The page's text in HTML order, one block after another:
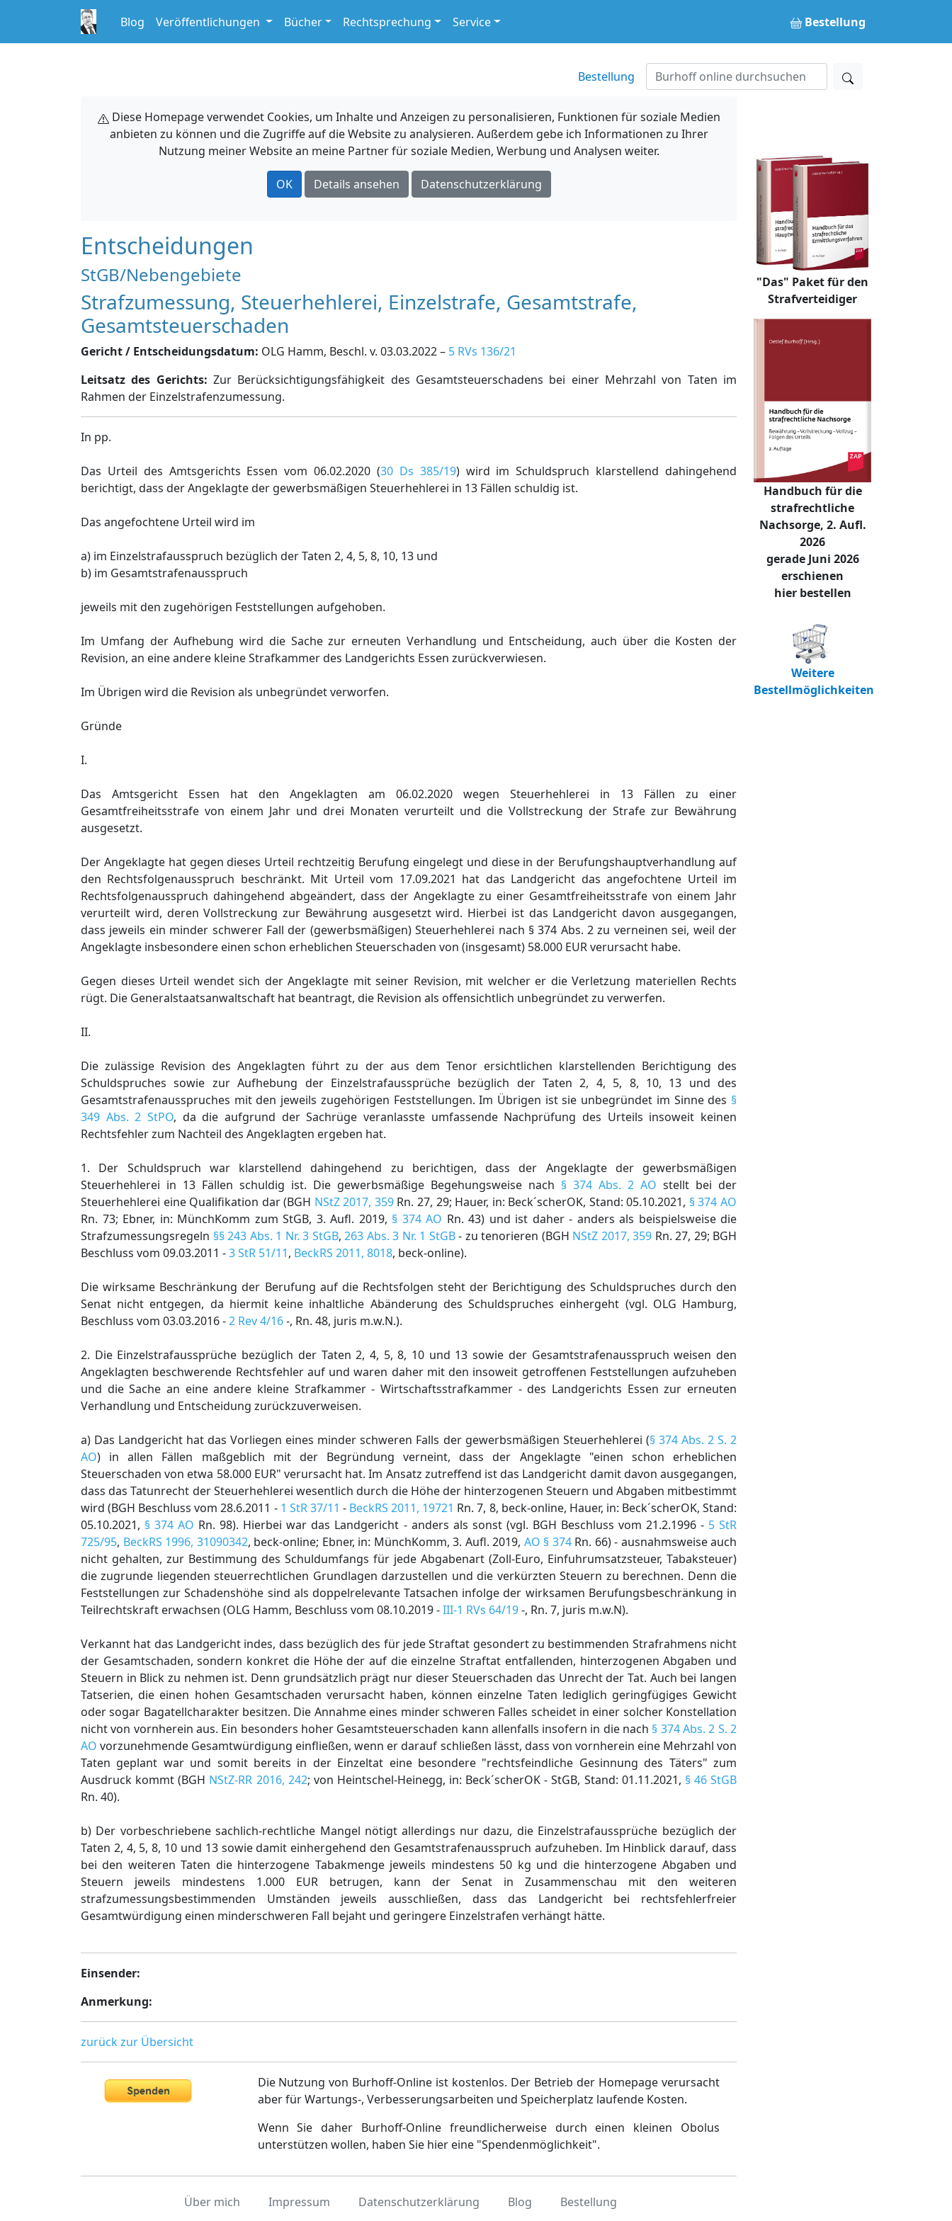
Blog Veröffentlichungen Bücher Rechtsprechung Service Bestellung
Bestellung
Diese Homepage verwendet Cookies, um Inhalte und Anzeigen zu personalisieren, Funktionen für soziale Medien
anbieten zu können und die Zugriffe auf die Website zu analysieren. Außerdem gebe ich Informationen zu Ihrer
Nutzung meiner Website an meine Partner für soziale Medien, Werbung und Analysen weiter.
OK Details ansehen Datenschutzerklärung
Entscheidungen
StGB/Nebengebiete
Strafzumessung, Steuerhehlerei, Einzelstrafe, Gesamtstrafe,
Gesamtsteuerschaden
Gericht / Entscheidungsdatum: OLG Hamm, Beschl. v. 03.03.2022 – 5 RVs 136/21
Leitsatz des Gerichts: Zur Berücksichtigungsfähigkeit des Gesamtsteuerschadens bei einer Mehrzahl von Taten im
Rahmen der Einzelstrafenzumessung.
In pp.
Das Urteil des Amtsgerichts Essen vom 06.02.2020 (30 Ds 385/19) wird im Schuldspruch klarstellend dahingehend
berichtigt, dass der Angeklagte der gewerbsmäßigen Steuerhehlerei in 13 Fällen schuldig ist.
Das angefochtene Urteil wird im
a) im Einzelstrafausspruch bezüglich der Taten 2, 4, 5, 8, 10, 13 und
b) im Gesamtstrafenausspruch
jeweils mit den zugehörigen Feststellungen aufgehoben.
Im Umfang der Aufhebung wird die Sache zur erneuten Verhandlung und Entscheidung, auch über die Kosten der
Revision, an eine andere kleine Strafkammer des Landgerichts Essen zurückverwiesen.
Im Übrigen wird die Revision als unbegründet verworfen.
Gründe
I.
Das Amtsgericht Essen hat den Angeklagten am 06.02.2020 wegen Steuerhehlerei in 13 Fällen zu einer
Gesamtfreiheitsstrafe von einem Jahr und drei Monaten verurteilt und die Vollstreckung der Strafe zur Bewährung
ausgesetzt.
Der Angeklagte hat gegen dieses Urteil rechtzeitig Berufung eingelegt und diese in der Berufungshauptverhandlung auf
den Rechtsfolgenausspruch beschränkt. Mit Urteil vom 17.09.2021 hat das Landgericht das angefochtene Urteil im
Rechtsfolgenausspruch dahingehend abgeändert, dass der Angeklagte zu einer Gesamtfreiheitsstrafe von einem Jahr
verurteilt wird, deren Vollstreckung zur Bewährung ausgesetzt wird. Hierbei ist das Landgericht davon ausgegangen,
dass jeweils ein minder schwerer Fall der (gewerbsmäßigen) Steuerhehlerei nach § 374 Abs. 2 zu verneinen sei, weil der
Angeklagte insbesondere einen schon erheblichen Steuerschaden von (insgesamt) 58.000 EUR verursacht habe.
Gegen dieses Urteil wendet sich der Angeklagte mit seiner Revision, mit welcher er die Verletzung materiellen Rechts
rügt. Die Generalstaatsanwaltschaft hat beantragt, die Revision als offensichtlich unbegründet zu verwerfen.
II.
Die zulässige Revision des Angeklagten führt zu der aus dem Tenor ersichtlichen klarstellenden Berichtigung des
Schuldspruches sowie zur Aufhebung der Einzelstrafaussprüche bezüglich der Taten 2, 4, 5, 8, 10, 13 und des
Gesamtstrafenausspruches mit den jeweils zugehörigen Feststellungen. Im Übrigen ist sie unbegründet im Sinne des §
349 Abs. 2 StPO, da die aufgrund der Sachrüge veranlasste umfassende Nachprüfung des Urteils insoweit keinen
Rechtsfehler zum Nachteil des Angeklagten ergeben hat.
1. Der Schuldspruch war klarstellend dahingehend zu berichtigen, dass der Angeklagte der gewerbsmäßigen
Steuerhehlerei in 13 Fällen schuldig ist. Die gewerbsmäßige Begehungsweise nach § 374 Abs. 2 AO stellt bei der
Steuerhehlerei eine Qualifikation dar (BGH NStZ 2017, 359Rn. 27, 29; Hauer, in: Beck´scherOK, Stand: 05.10.2021, § 374 AO
Rn. 73; Ebner, in: MünchKomm zum StGB, 3. Aufl. 2019, § 374 AO Rn. 43) und ist daher - anders als beispielsweise die
Strafzumessungsregeln §§ 243 Abs. 1 Nr. 3 StGB, 263 Abs. 3 Nr. 1 StGB- zu tenorieren (BGH NStZ 2017, 359 Rn. 27, 29; BGH
Beschluss vom 09.03.2011 -3 StR 51/11, BeckRS 2011, 8018, beck-online).
Die wirksame Beschränkung der Berufung auf die Rechtsfolgen steht der Berichtigung des Schuldspruches durch den
Senat nicht entgegen, da hiermit keine inhaltliche Abänderung des Schuldspruches einhergeht (vgl. OLG Hamburg,
Beschluss vom 03.03.2016 -2 Rev 4/16-, Rn. 48, juris m.w.N.).
2. Die Einzelstrafaussprüche bezüglich der Taten 2, 4, 5, 8, 10 und 13 sowie der Gesamtstrafenausspruch weisen den
Angeklagten beschwerende Rechtsfehler auf und waren daher mit den insoweit getroffenen Feststellungen aufzuheben
und die Sache an eine andere kleine Strafkammer - Wirtschaftsstrafkammer - des Landgerichts Essen zur erneuten
Verhandlung und Entscheidung zurückzuverweisen.
a) Das Landgericht hat das Vorliegen eines minder schweren Falls der gewerbsmäßigen Steuerhehlerei (§ 374 Abs. 2 S. 2
AO) in allen Fällen maßgeblich mit der Begründung verneint, dass der Angeklagte "einen schon erheblichen
Steuerschaden von etwa 58.000 EUR" verursacht hat. Im Ansatz zutreffend ist das Landgericht damit davon ausgegangen,
dass das Tatunrecht der Steuerhehlerei wesentlich durch die Höhe der hinterzogenen Steuern und Abgaben mitbestimmt
wird (BGH Beschluss vom 28.6.2011 - 1 StR 37/11 - BeckRS 2011, 19721 Rn. 7, 8, beck-online, Hauer, in: Beck´scherOK, Stand:
05.10.2021, § 374 AO Rn. 98). Hierbei war das Landgericht - anders als sonst (vgl. BGH Beschluss vom 21.2.1996 - 5 StR
725/95, BeckRS 1996, 31090342, beck-online; Ebner, in: MünchKomm, 3. Aufl. 2019, AO § 374Rn. 66) - ausnahmsweise auch
nicht gehalten, zur Bestimmung des Schuldumfangs für jede Abgabenart (Zoll-Euro, Einfuhrumsatzsteuer, Tabaksteuer)
die zugrunde liegenden steuerrechtlichen Grundlagen darzustellen und die verkürzten Steuern zu berechnen. Denn die
Feststellungen zur Schadenshöhe sind als doppelrelevante Tatsachen infolge der wirksamen Berufungsbeschränkung in
Teilrechtskraft erwachsen (OLG Hamm, Beschluss vom 08.10.2019 -III-1 RVs 64/19-, Rn. 7, juris m.w.N).
Verkannt hat das Landgericht indes, dass bezüglich des für jede Straftat gesondert zu bestimmenden Strafrahmens nicht
der Gesamtschaden, sondern konkret die Höhe der auf die einzelne Straftat entfallenden, hinterzogenen Abgaben und
Steuern in Blick zu nehmen ist. Denn grundsätzlich prägt nur dieser Steuerschaden das Unrecht der Tat. Auch bei langen
Tatserien, die einen hohen Gesamtschaden verursacht haben, können einzelne Taten lediglich geringfügiges Gewicht
oder sogar Bagatellcharakter besitzen. Die Annahme eines minder schweren Falles scheidet in einer solcher Konstellation
nicht von vornherein aus. Ein besonders hoher Gesamtsteuerschaden kann allenfalls insofern in die nach § 374 Abs. 2 S. 2
AO vorzunehmende Gesamtwürdigung einfließen, wenn er darauf schließen lässt, dass von vornherein eine Mehrzahl von
Taten geplant war und somit bereits in der Einzeltat eine besondere "rechtsfeindliche Gesinnung des Täters" zum
Ausdruck kommt (BGH NStZ-RR 2016, 242; von Heintschel-Heinegg, in: Beck´scherOK - StGB, Stand: 01.11.2021, § 46 StGB
Rn. 40).
b) Der vorbeschriebene sachlich-rechtliche Mangel nötigt allerdings nur dazu, die Einzelstrafaussprüche bezüglich der
Taten 2, 4, 5, 8, 10 und 13 sowie damit einhergehend den Gesamtstrafenausspruch aufzuheben. Im Hinblick darauf, dass
bei den weiteren Taten die hinterzogene Tabakmenge jeweils mindestens 50 kg und die hinterzogene Abgaben und
Steuern jeweils mindestens 1.000 EUR betrugen, kann der Senat in Zusammenschau mit den weiteren
strafzumessungsbestimmenden Umständen jeweils ausschließen, dass das Landgericht bei rechtsfehlerfreier
Gesamtwürdigung einen minderschweren Fall bejaht und geringere Einzelstrafen verhängt hätte.
Einsender:
Anmerkung:
zurück zur Übersicht
Die Nutzung von Burhoff-Online ist kostenlos. Der Betrieb der Homepage verursacht
aber für Wartungs-, Verbesserungsarbeiten und Speicherplatz laufende Kosten.
Wenn Sie daher Burhoff-Online freundlicherweise durch einen kleinen Obolus
unterstützen wollen, haben Sie hier eine "Spendenmöglichkeit".
Über mich Impressum Datenschutzerklärung Blog Bestellung
"Das" Paket für den
Strafverteidiger
Handbuch für die
strafrechtliche
Nachsorge, 2. Aufl.
2026
gerade Juni 2026
erschienen
hier bestellen
Weitere
Bestellmöglichkeiten